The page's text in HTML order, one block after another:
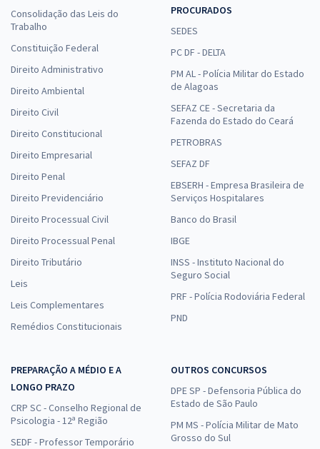
Consolidação das Leis do
Trabalho
Constituição Federal
Direito Administrativo
Direito Ambiental
Direito Civil
Direito Constitucional
Direito Empresarial
Direito Penal
Direito Previdenciário
Direito Processual Civil
Direito Processual Penal
Direito Tributário
Leis
Leis Complementares
Remédios Constitucionais
PROCURADOS
SEDES
PC DF - DELTA
PM AL - Polícia Militar do Estado
de Alagoas
SEFAZ CE - Secretaria da
Fazenda do Estado do Ceará
PETROBRAS
SEFAZ DF
EBSERH - Empresa Brasileira de
Serviços Hospitalares
Banco do Brasil
IBGE
INSS - Instituto Nacional do
Seguro Social
PRF - Polícia Rodoviária Federal
PND
PREPARAÇÃO A MÉDIO E A
LONGO PRAZO
CRP SC - Conselho Regional de
Psicologia - 12ª Região
SEDF - Professor Temporário
OUTROS CONCURSOS
DPE SP - Defensoria Pública do
Estado de São Paulo
PM MS - Polícia Militar de Mato
Grosso do Sul